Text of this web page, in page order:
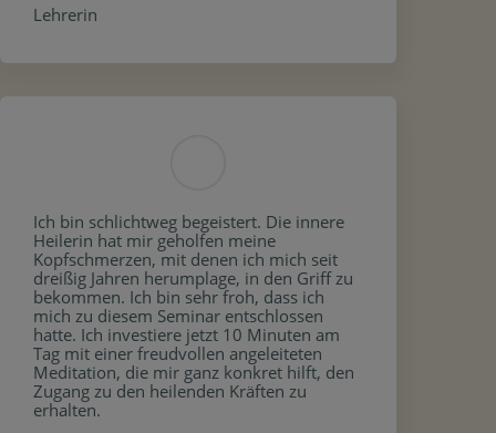
Lehrerin
Ich bin schlichtweg begeistert. Die innere
Heilerin hat mir geholfen meine
Kopfschmerzen, mit denen ich mich seit
dreißig Jahren herumplage, in den Griff zu
bekommen. Ich bin sehr froh, dass ich
mich zu diesem Seminar entschlossen
hatte. Ich investiere jetzt 10 Minuten am
Tag mit einer freudvollen angeleiteten
Meditation, die mir ganz konkret hilft, den
Zugang zu den heilenden Kräften zu
erhalten.